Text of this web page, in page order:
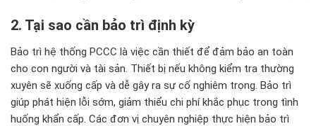
2. Tại sao cần bảo trì định kỳ
Bảo trì hệ thống PCCC là việc cần thiết để đảm bảo an toàn
cho con người và tài sản. Thiết bị nếu không kiểm tra thường
xuyên sẽ xuống cấp và dễ gây ra sự cố nghiêm trọng. Bảo trì
giúp phát hiện lỗi sớm, giảm thiểu chi phí khắc phục trong tình
huống khẩn cấp. Các đơn vị chuyên nghiệp thực hiện bảo trì